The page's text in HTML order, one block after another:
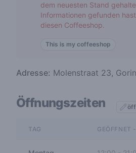
dem neuesten Stand
Informationen gefunden
diesen Coffeeshop.
This is my coffeeshop
Adresse: Molenstraat 23,
Öffnungszeiten
TAG GEÖFFNET